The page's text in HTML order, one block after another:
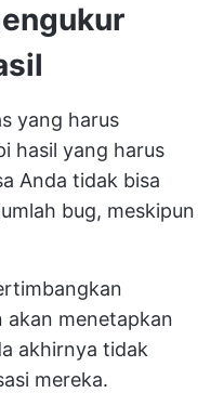
yang harus
hasil yang harus
Anda tidak bisa
bug, meskipun
akan menetapkan
akhirnya tidak
mereka.